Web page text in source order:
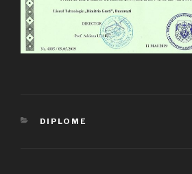
CATEGORII
DIPLOME